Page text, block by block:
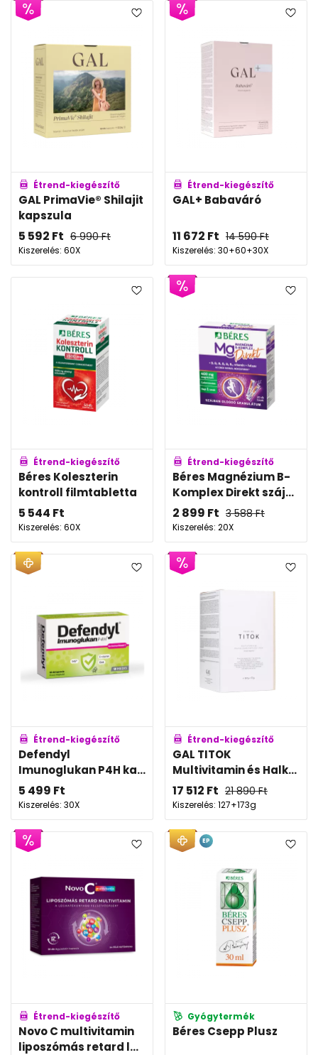
Étrend-kiegészítő
GAL PrimaVie® Shilajit
kapszula
5 592 Ft 6 990Ft
Kiszerelés: 60X
Étrend-kiegészítő
GAL+ Babaváró
11 672 Ft 14 590Ft
Kiszerelés: 30+60+30X
Étrend-kiegészítő
Béres Koleszterin
kontroll filmtabletta
5 544 Ft
Kiszerelés: 60X
Étrend-kiegészítő
Béres Magnézium B-
Komplex Direkt száj...
2 899 Ft 3 588Ft
Kiszerelés: 20X
Étrend-kiegészítő
Defendyl
Imunoglukan P4H ka...
5 499 Ft
Kiszerelés: 30X
Étrend-kiegészítő
GAL TITOK
Multivitamin és Halk...
17 512 Ft 21 890Ft
Kiszerelés: 127+173g
Étrend-kiegészítő
Novo C multivitamin
liposzómás retard l...
Gyógytermék
Béres Csepp Plusz
EP